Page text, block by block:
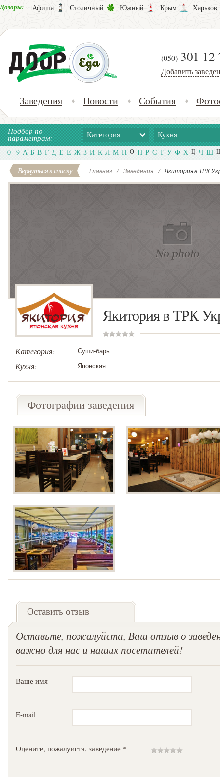
Дозоры: Афиша Столичный Южный Крым Харьков
(050) 301 12
Добавить
Заведения Новости События
Подбор по
параметрам: Категория Кухня
0 - 9 А Б В Г Д Е Ё Ж З И К Л М Н О П Р С Т У Ф Х Ц Ч Ш
Вернуться к списку Главная / Заведения / Якитория в ТРК
Якитория в ТРК
Категория: Суши-бары
Кухня: Японская
Фотографии заведения
Оставить отзыв
Оставьте, пожалуйста, Ваш отзыв о
важно для нас и наших посетителей!
Ваше имя
E-mail
Оцените, пожалуйста, заведение *